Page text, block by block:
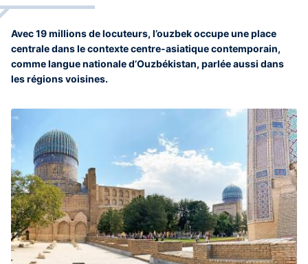
Avec 19 millions de locuteurs, l’ouzbek occupe une place
centrale dans le contexte centre-asiatique contemporain,
comme langue nationale d’Ouzbékistan, parlée aussi dans
les régions voisines.